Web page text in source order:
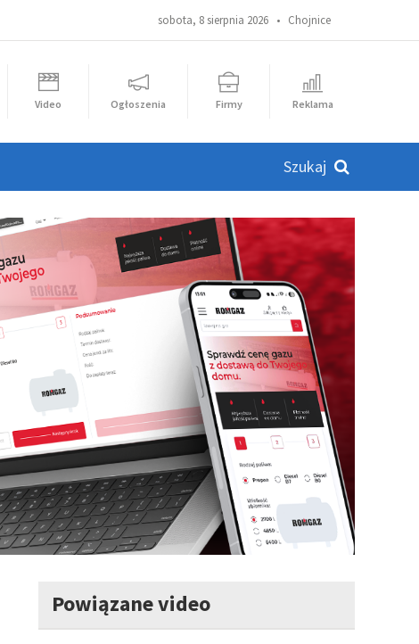
sobota, 8 sierpnia 2026 • Chojnice
Video Ogłoszenia Firmy Reklama
Powiązane video